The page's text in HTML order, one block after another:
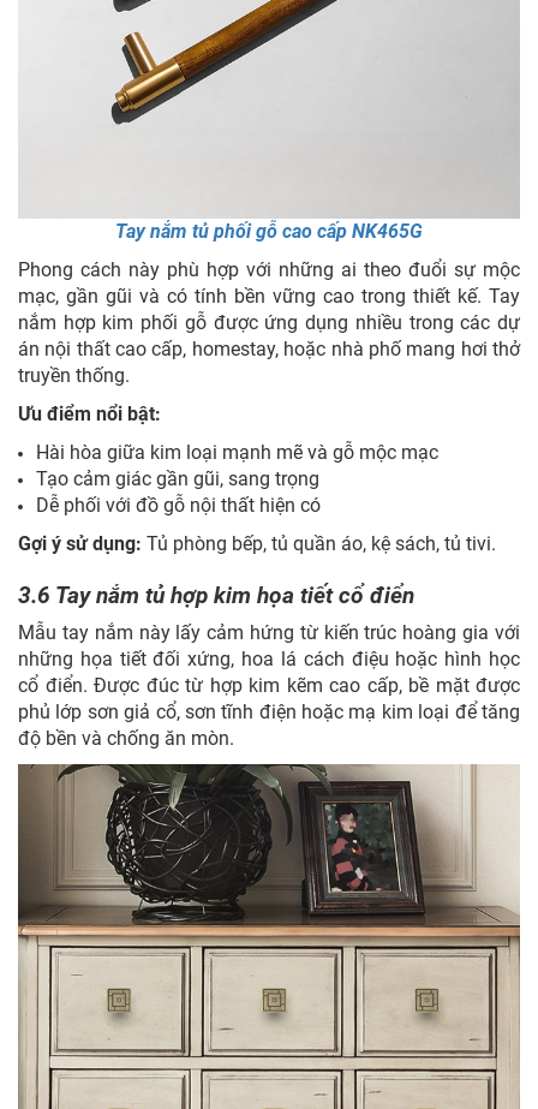
Tay nắm tủ phối gỗ cao cấp NK465G
Phong cách này phù hợp với những ai theo đuổi sự mộc
mạc, gần gũi và có tính bền vững cao trong thiết kế. Tay
nắm hợp kim phối gỗ được ứng dụng nhiều trong các dự
án nội thất cao cấp, homestay, hoặc nhà phố mang hơi thở
truyền thống.
Ưu điểm nổi bật:
Hài hòa giữa kim loại mạnh mẽ và gỗ mộc mạc
Tạo cảm giác gần gũi, sang trọng
Dễ phối với đồ gỗ nội thất hiện có
Gợi ý sử dụng: Tủ phòng bếp, tủ quần áo, kệ sách, tủ tivi.
3.6 Tay nắm tủ hợp kim họa tiết cổ điển
Mẫu tay nắm này lấy cảm hứng từ kiến trúc hoàng gia với
những họa tiết đối xứng, hoa lá cách điệu hoặc hình học
cổ điển. Được đúc từ hợp kim kẽm cao cấp, bề mặt được
phủ lớp sơn giả cổ, sơn tĩnh điện hoặc mạ kim loại để tăng
độ bền và chống ăn mòn.